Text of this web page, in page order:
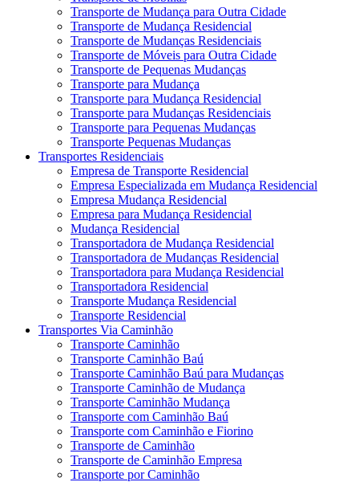
Transporte de Mudança para Outra Cidade
Transporte de Mudança Residencial
Transporte de Mudanças Residenciais
Transporte de Móveis para Outra Cidade
Transporte de Pequenas Mudanças
Transporte para Mudança
Transporte para Mudança Residencial
Transporte para Mudanças Residenciais
Transporte para Pequenas Mudanças
Transporte Pequenas Mudanças
Transportes Residenciais
Empresa de Transporte Residencial
Empresa Especializada em Mudança Residencial
Empresa Mudança Residencial
Empresa para Mudança Residencial
Mudança Residencial
Transportadora de Mudança Residencial
Transportadora de Mudanças Residencial
Transportadora para Mudança Residencial
Transportadora Residencial
Transporte Mudança Residencial
Transporte Residencial
Transportes Via Caminhão
Transporte Caminhão
Transporte Caminhão Baú
Transporte Caminhão Baú para Mudanças
Transporte Caminhão de Mudança
Transporte Caminhão Mudança
Transporte com Caminhão Baú
Transporte com Caminhão e Fiorino
Transporte de Caminhão
Transporte de Caminhão Empresa
Transporte por Caminhão